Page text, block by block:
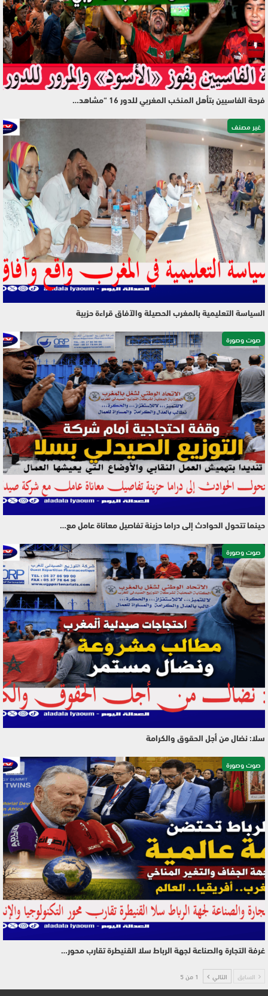
فرحة الفاسيين بتأهل المنخب المغربي للدور 16 “مشاهد…
غير مصنف
السياسة التعليمية بالمغرب الحصيلة والآفاق قراءة حزبية
صوت وصورة
حينما تتحول الحوادث إلى دراما حزينة تفاصيل معاناة عامل مع…
صوت وصورة
سلا: نضال من أجل الحقوق والكرامة
صوت وصورة
غرفة التجارة والصناعة لجهة الرباط سلا القنيطرة تقارب محور…
السابق التالي 1 من 5